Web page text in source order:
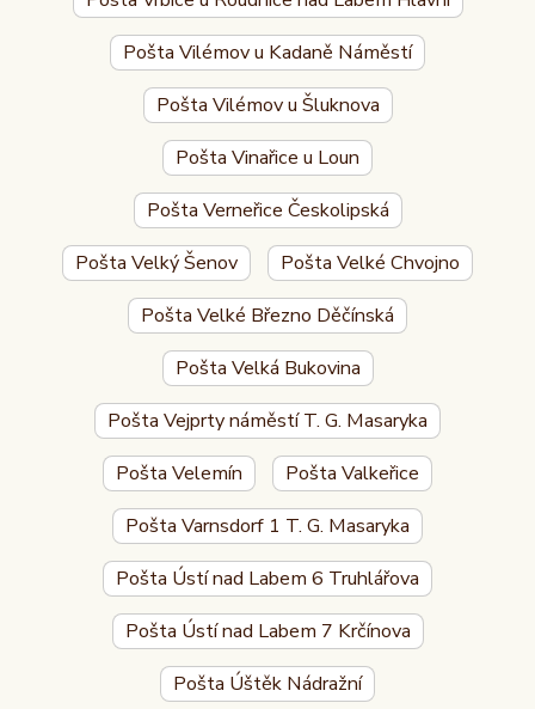
Pošta Vilémov u Kadaně Náměstí
Pošta Vilémov u Šluknova
Pošta Vinařice u Loun
Pošta Verneřice Českolipská
Pošta Velký Šenov
Pošta Velké Chvojno
Pošta Velké Březno Děčínská
Pošta Velká Bukovina
Pošta Vejprty náměstí T. G. Masaryka
Pošta Velemín
Pošta Valkeřice
Pošta Varnsdorf 1 T. G. Masaryka
Pošta Ústí nad Labem 6 Truhlářova
Pošta Ústí nad Labem 7 Krčínova
Pošta Úštěk Nádražní